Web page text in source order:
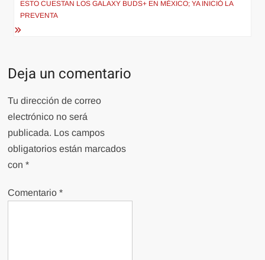
ESTO CUESTAN LOS GALAXY BUDS+ EN MÉXICO; YA INICIÓ LA
PREVENTA
Deja un comentario
Tu dirección de correo
electrónico no será
publicada. Los campos
obligatorios están marcados
con*
Comentario*